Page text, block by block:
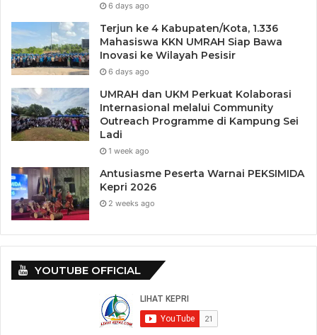
6 days ago
Terjun ke 4 Kabupaten/Kota, 1.336
Mahasiswa KKN UMRAH Siap Bawa
Inovasi ke Wilayah Pesisir
6 days ago
UMRAH dan UKM Perkuat Kolaborasi
Internasional melalui Community
Outreach Programme di Kampung Sei
Ladi
1 week ago
Antusiasme Peserta Warnai PEKSIMIDA
Kepri 2026
2 weeks ago
YOUTUBE OFFICIAL